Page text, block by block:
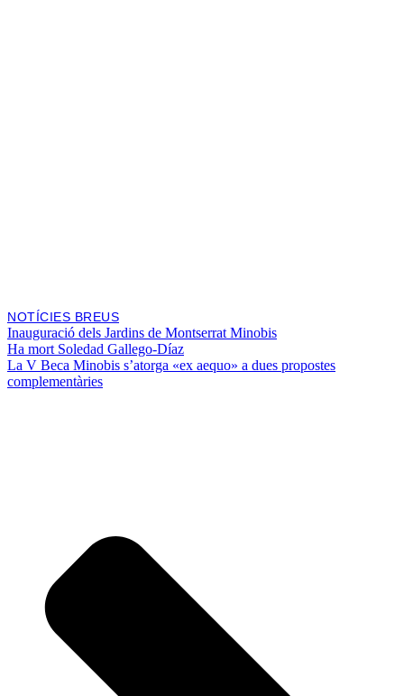
NOTÍCIES BREUS
Inauguració dels Jardins de Montserrat Minobis
Ha mort Soledad Gallego-Díaz
La V Beca Minobis s’atorga «ex aequo» a dues propostes
complementàries